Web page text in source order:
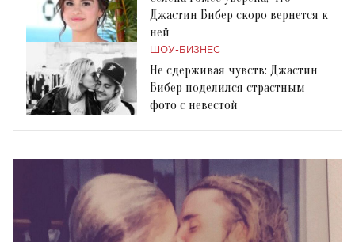
Джастин Бибер скоро вернется к
ней
ШОУ-БИЗНЕС
Не сдерживая чувств: Джастин
Бибер поделился страстным
фото с невестой